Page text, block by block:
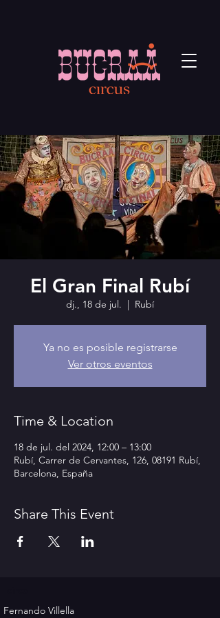
El Gran Final Rubí
dj., 18 de jul.
  |
Rubí
Ya no es posible registrarse
Ver otros eventos
Time & Location
18 de jul. del 2024, 12:00 – 13:00
Rubí, Carrer de Cervantes, 126, 08191 Rubí,
Barcelona, España
Share This Event
Fernando Villella